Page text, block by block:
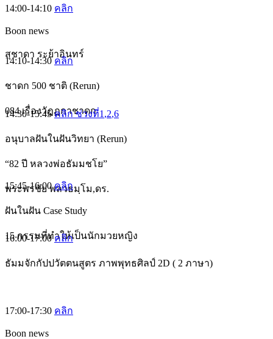
14:00-14:10 คลิก
Boon news
สุชาดา ระย้าอินทร์
14:10-14:30คลิก
ชาดก 500 ชาติ (Rerun)
084 เรื่องวัฏฏกาชาดก
14:30-15:45คลิก ช่วงที่1 ,2,6
อนุบาลฝันในฝันวิทยา (Rerun)
“82 ปี หลวงพ่อธัมมชโย”
พระพรชัย พลวธมฺโม,ดร.
15:45-16:00คลิก
ฝันในฝัน Case Study
15 กรรมที่ทำให้เป็นนักมวยหญิง
16:00-17:00คลิก
ธัมมจักกัปปวัตตนสูตร ภาพพุทธศิลป์ 2D ( 2 ภาษา)
17:00-17:30 คลิก
Boon news